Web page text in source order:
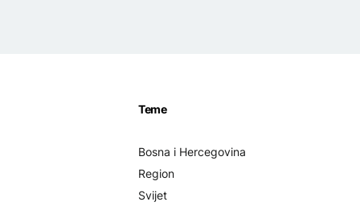
Teme
Bosna i Hercegovina
Region
Svijet